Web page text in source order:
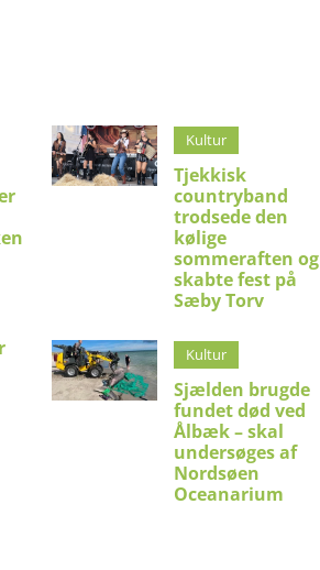
Kultur
Tjekkisk
countryband
trodsede den
kølige
sommeraften og
skabte fest på
Sæby Torv
Kultur
Sjælden brugde
fundet død ved
Ålbæk – skal
undersøges af
Nordsøen
Oceanarium